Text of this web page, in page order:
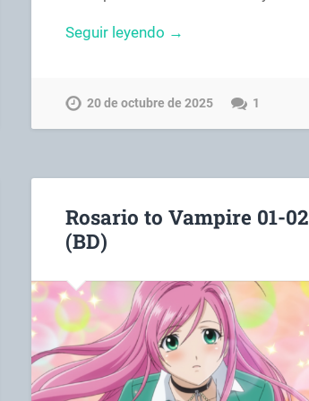
Seguir leyendo →
20 de octubre de 2025 1
Rosario to Vampire 01-02
(BD)